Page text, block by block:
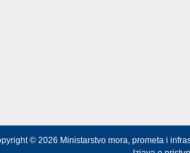
© 2026 Ministarstvo mora, prometa i